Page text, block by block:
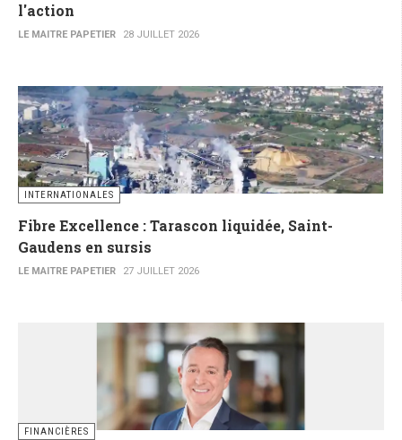
l'action
LE MAITRE PAPETIER 28 JUILLET 2026
INTERNATIONALES
Fibre Excellence : Tarascon liquidée, Saint-
Gaudens en sursis
LE MAITRE PAPETIER 27 JUILLET 2026
FINANCIÈRES